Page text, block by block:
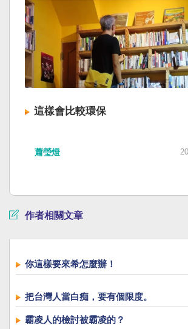
這樣會比較環保
蕭瑩燈
作者相關文章
你這樣要來希怎麼辦！
把台灣人當白痴，要有個限度。
霸凌人的檢討被霸凌的？